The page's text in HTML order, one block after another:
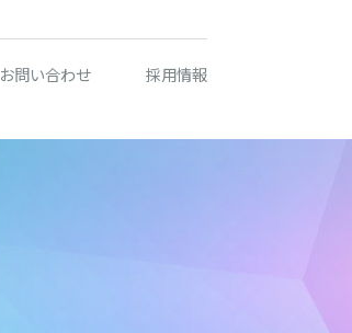
お問い合わせ 採用情報